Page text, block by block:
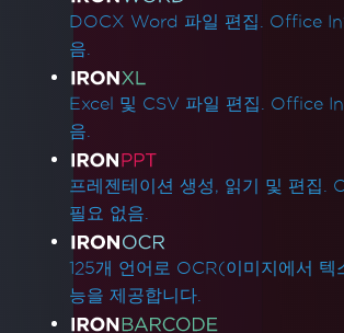
DOCX Word 파일 편집. Office
음.
Excel 및 CSV 파일 편집. Office
음.
프레젠테이션 생성, 읽기 및 편집.
필요 없음.
125개 언어로 OCR(이미지에서 텍
능을 제공합니다.